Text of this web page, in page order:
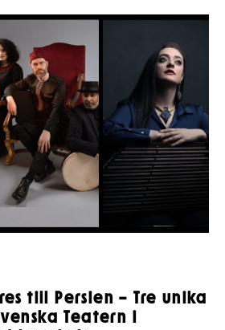
till Persien – Tre unika
Teatern i